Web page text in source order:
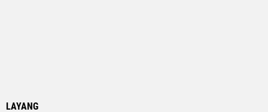
LAYANG